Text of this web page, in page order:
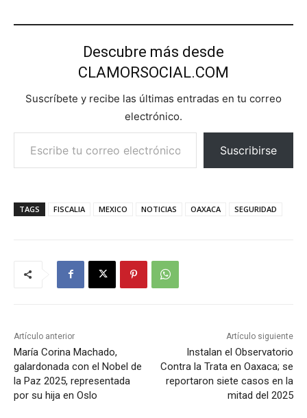
Descubre más desde
CLAMORSOCIAL.COM
Suscríbete y recibe las últimas entradas en tu correo
electrónico.
Escribe tu correo electrónico…
Suscribirse
TAGS FISCALIA MEXICO NOTICIAS OAXACA SEGURIDAD
Artículo anterior
María Corina Machado,
galardonada con el Nobel de
la Paz 2025, representada
por su hija en Oslo
Artículo siguiente
Instalan el Observatorio
Contra la Trata en Oaxaca; se
reportaron siete casos en la
mitad del 2025